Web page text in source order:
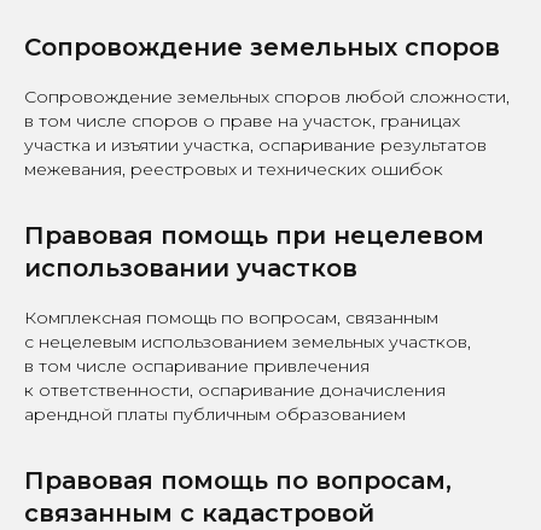
Сопровождение земельных споров
Сопровождение земельных споров любой сложности,
в том числе споров о праве на участок, границах
участка и изъятии участка, оспаривание результатов
межевания, реестровых и технических ошибок
Правовая помощь при нецелевом
использовании участков
Комплексная помощь по вопросам, связанным
с нецелевым использованием земельных участков,
в том числе оспаривание привлечения
к ответственности, оспаривание доначисления
арендной платы публичным образованием
Правовая помощь по вопросам,
связанным с кадастровой